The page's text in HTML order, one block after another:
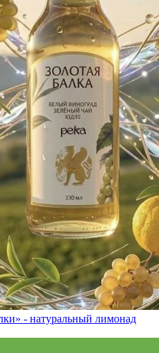
- натуральный лимонад